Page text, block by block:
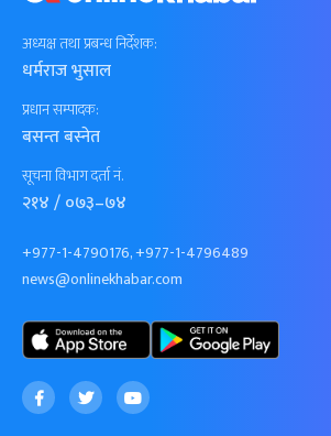
अध्यक्ष तथा प्रबन्ध निर्देशक:
धर्मराज भुसाल
प्रधान सम्पादक:
बसन्त बस्नेत
सूचना विभाग दर्ता नं.
२१४ / ०७३–७४
+977-1-4790176, +977-1-4796489
news@onlinekhabar.com